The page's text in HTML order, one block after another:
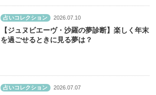
占いコレクション 2026.07.10
【ジュヌビエーヴ・沙羅の夢診断】楽しく年末
を過ごせるときに見る夢は？
占いコレクション 2026.07.07